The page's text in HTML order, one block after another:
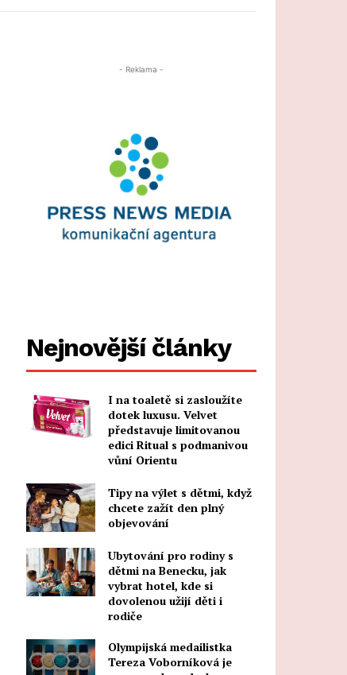
- Reklama -
Nejnovější články
I na toaletě si zasloužíte
dotek luxusu. Velvet
představuje limitovanou
edici Ritual s podmanivou
vůní Orientu
Tipy na výlet s dětmi, když
chcete zažít den plný
objevování
Ubytování pro rodiny s
dětmi na Benecku, jak
vybrat hotel, kde si
dovolenou užijí děti i
rodiče
Olympijská medailistka
Tereza Voborníková je